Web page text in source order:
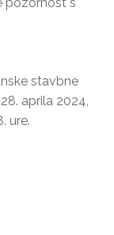
stavbne
aprila 2024,
ure.